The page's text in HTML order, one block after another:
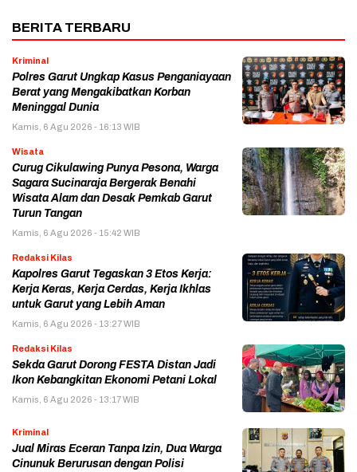
BERITA TERBARU
Kriminal
Polres Garut Ungkap Kasus Penganiayaan
Berat yang Mengakibatkan Korban
Meninggal Dunia
Kamis, 6 Agu 2026 - 16:13 WIB
Wisata
Curug Cikulawing Punya Pesona, Warga
Sagara Sucinaraja Bergerak Benahi
Wisata Alam dan Desak Pemkab Garut
Turun Tangan
Kamis, 6 Agu 2026 - 15:42 WIB
Redaksi Kilas
Kapolres Garut Tegaskan 3 Etos Kerja:
Kerja Keras, Kerja Cerdas, Kerja Ikhlas
untuk Garut yang Lebih Aman
Kamis, 6 Agu 2026 - 13:27 WIB
Redaksi Kilas
Sekda Garut Dorong FESTA Distan Jadi
Ikon Kebangkitan Ekonomi Petani Lokal
Kamis, 6 Agu 2026 - 13:17 WIB
Kriminal
Jual Miras Eceran Tanpa Izin, Dua Warga
Cinunuk Berurusan dengan Polisi